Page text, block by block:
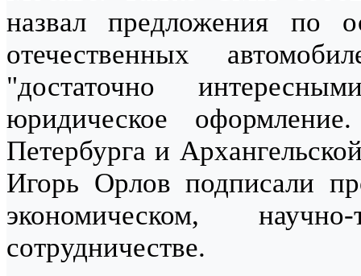
назвал предложения по
отечественных
"достаточно
юридическое
Петербурга и
Игорь Орлов подписали
экономическом,
сотрудничестве.